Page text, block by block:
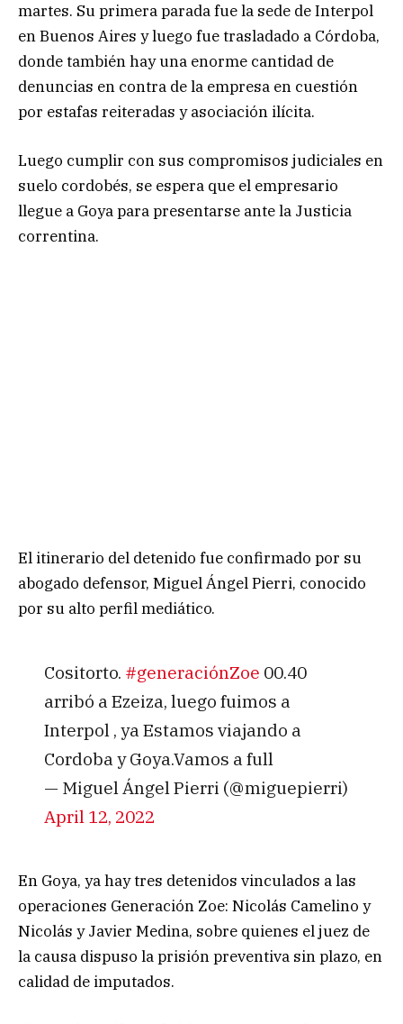
martes. Su primera parada fue la sede de Interpol
en Buenos Aires y luego fue trasladado a Córdoba,
donde también hay una enorme cantidad de
denuncias en contra de la empresa en cuestión
por estafas reiteradas y asociación ilícita.
Luego cumplir con sus compromisos judiciales en
suelo cordobés, se espera que el empresario
llegue a Goya para presentarse ante la Justicia
correntina.
El itinerario del detenido fue confirmado por su
abogado defensor, Miguel Ángel Pierri, conocido
por su alto perfil mediático.
Cositorto. #generaciónZoe 00.40
arribó a Ezeiza, luego fuimos a
Interpol , ya Estamos viajando a
Cordoba y Goya.Vamos a full
— Miguel Ángel Pierri (@miguepierri)
April 12, 2022
En Goya, ya hay tres detenidos vinculados a las
operaciones Generación Zoe: Nicolás Camelino y
Nicolás y Javier Medina, sobre quienes el juez de
la causa dispuso la prisión preventiva sin plazo, en
calidad de imputados.